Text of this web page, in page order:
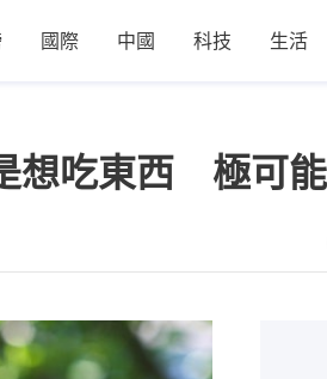
國際 中國 科技 生活
吃東西 極可